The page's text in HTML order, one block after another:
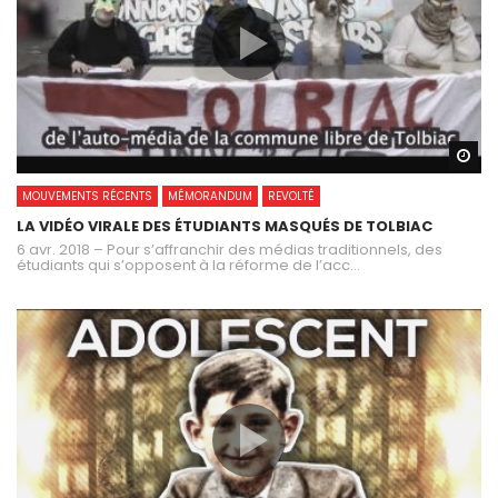
MOUVEMENTS RÉCENTS MÉMORANDUM REVOLTÉ
LA VIDÉO VIRALE DES ÉTUDIANTS MASQUÉS DE TOLBIAC
6 avr. 2018 – Pour s’affranchir des médias traditionnels, des
étudiants qui s’opposent à la réforme de l’acc...